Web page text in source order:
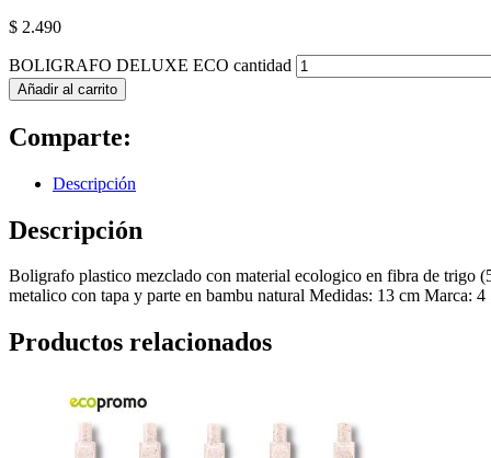
$ 2.490
BOLIGRAFO DELUXE ECO cantidad
Añadir al carrito
Comparte:
Descripción
Descripción
Boligrafo plastico mezclado con material ecologico en fibra de trigo
metalico con tapa y parte en bambu natural Medidas: 13 cm Marca: 4
Productos relacionados